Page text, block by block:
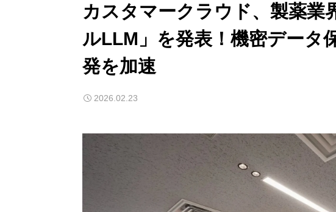
カスタマークラウド、製薬業
ルLLM」を発表！機密データ
発を加速
2026.02.23